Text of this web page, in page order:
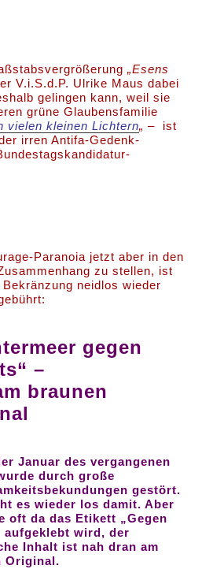
„Esens
V.i.S.d.P. Ulrike Maus dabei
gelingen kann, weil sie
grüne Glaubensfamilie
vielen kleinen Lichtern„ – ist
irren Antifa-Gedenk-
Paranoia jetzt aber in den
zu stellen, ist
neidlos wieder
gegen
–
braunen
Januar des vergangenen
durch große
gestört.
es wieder los damit. Aber
oft da das Etikett „Gegen
aufgeklebt wird, der
Inhalt ist nah dran am
Original.